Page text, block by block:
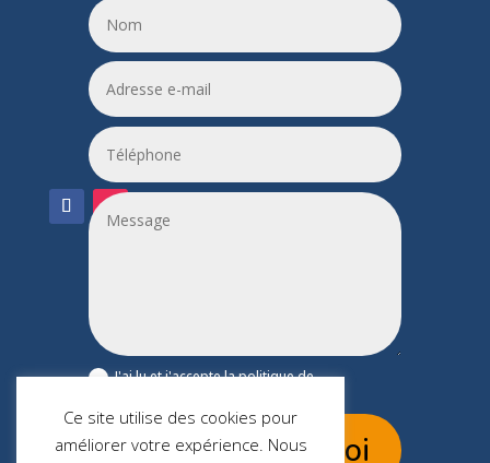
06 24 55 86 51
leptitfilaplumes@etik.com
J'ai lu et j'accepte la politique de
Envoi
Ce site utilise des cookies pour
améliorer votre expérience. Nous